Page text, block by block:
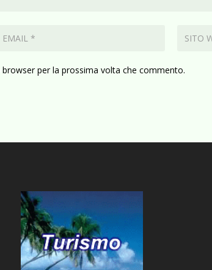
per la prossima volta che commento.